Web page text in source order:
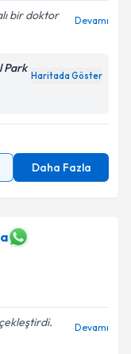
bir doktor
Devamı
Park
Haritada Göster
Daha Fazla
Devamı